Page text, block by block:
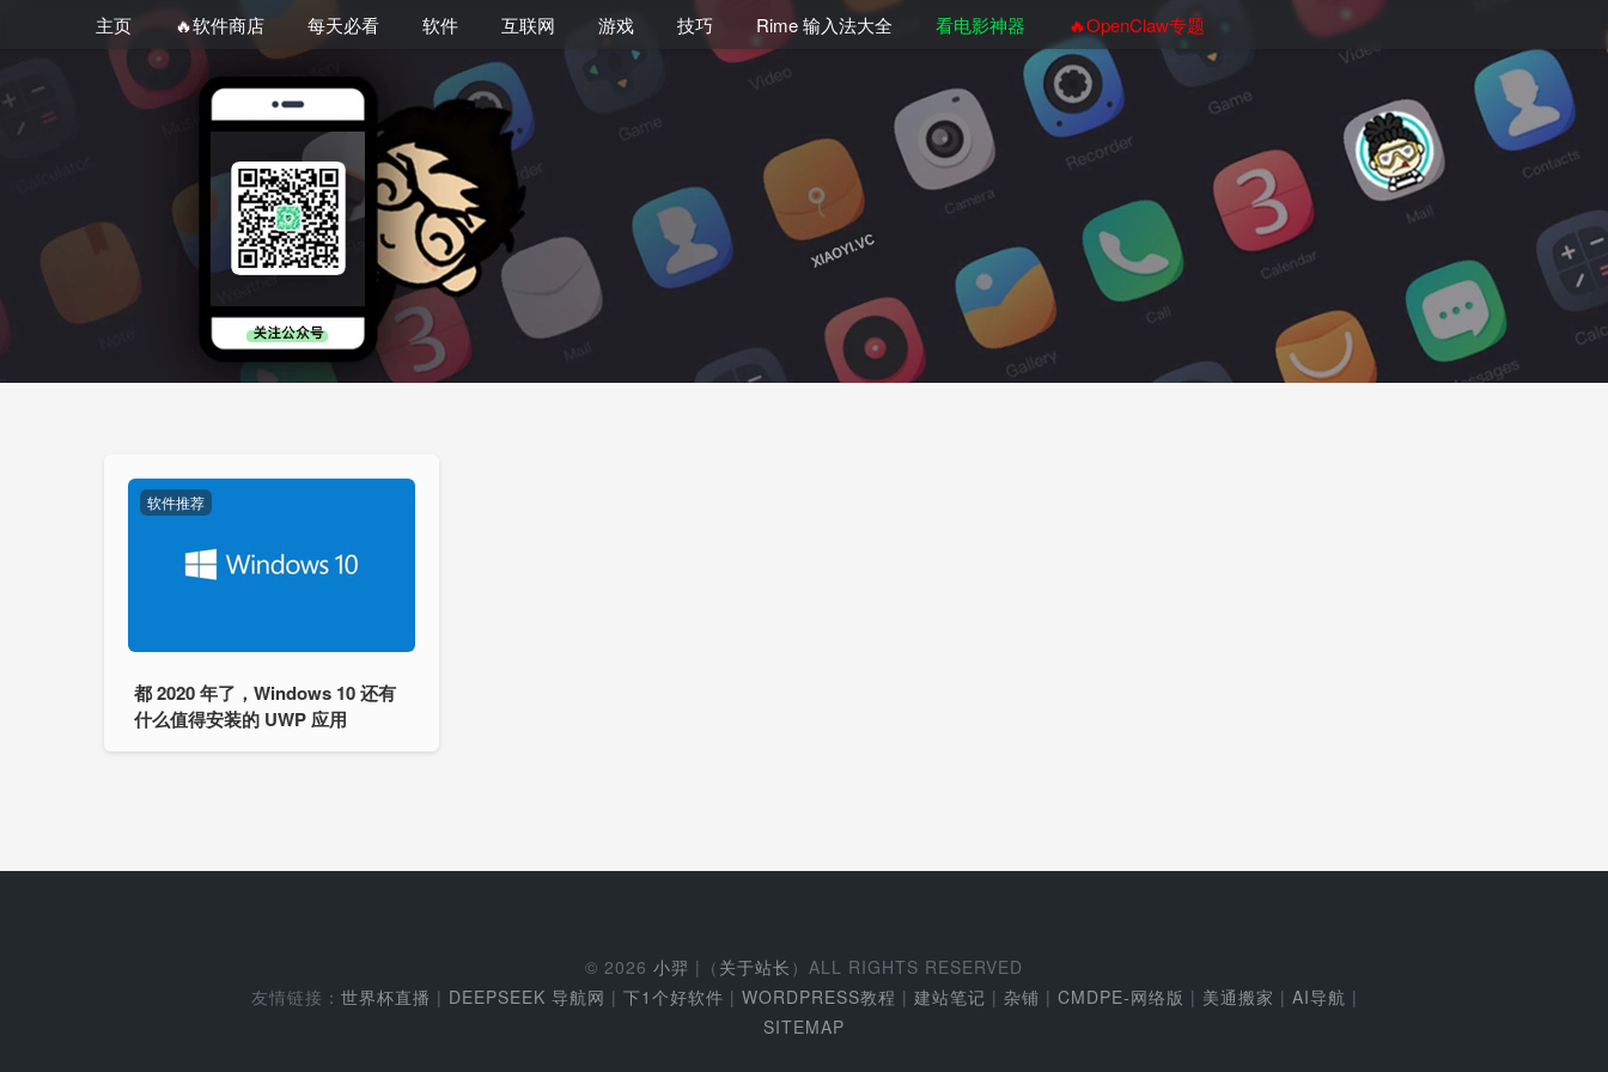
主页 🔥软件商店 每天必看 软件 互联网 游戏 技巧 Rime 输入法大全 看电影神器 🔥OpenClaw专题
软件推荐
都 2020 年了，Windows 10 还有
什么值得安装的 UWP 应用
© 2026 小羿 |（ 关于站长 ）ALL RIGHTS RESERVED
友情链接： 世界杯直播 | DEEPSEEK 导航网 | 下1个好软件 | WORDPRESS教程 | 建站笔记 | 杂铺 | CMDPE-网络版 | 美通搬家 | AI导航 |
SITEMAP